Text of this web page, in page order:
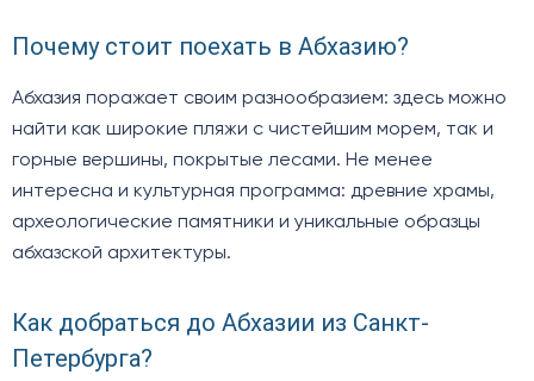
Почему стоит поехать в Абхазию?
Абхазия поражает своим разнообразием: здесь можно
найти как широкие пляжи с чистейшим морем, так и
горные вершины, покрытые лесами. Не менее
интересна и культурная программа: древние храмы,
археологические памятники и уникальные образцы
абхазской архитектуры.
Как добраться до Абхазии из Санкт-
Петербурга?